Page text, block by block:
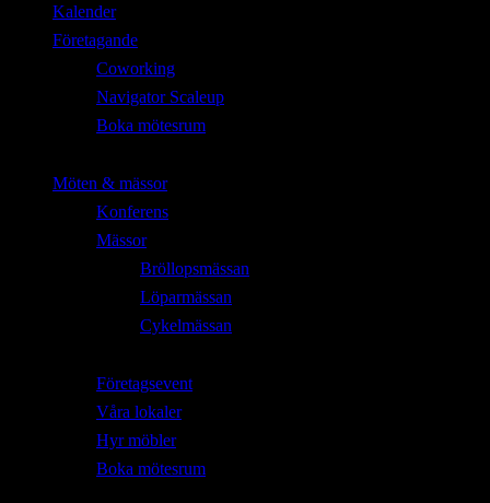
Kalender
Företagande
Coworking
Navigator Scaleup
Boka mötesrum
Möten & mässor
Konferens
Mässor
Bröllopsmässan
Löparmässan
Cykelmässan
Företagsevent
Våra lokaler
Hyr möbler
Boka mötesrum